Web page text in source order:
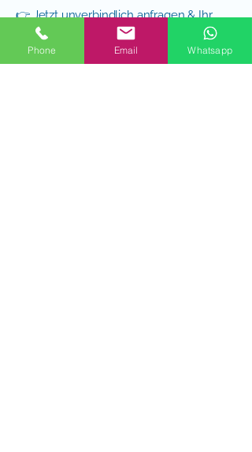
👉 Jetzt unverbindlich anfragen & Ihr
individuelles Angebot sichern!
Veranstaltungstechnik bei TOP RENT - für mehr Infos hier klicken
Phone Email Whatsapp